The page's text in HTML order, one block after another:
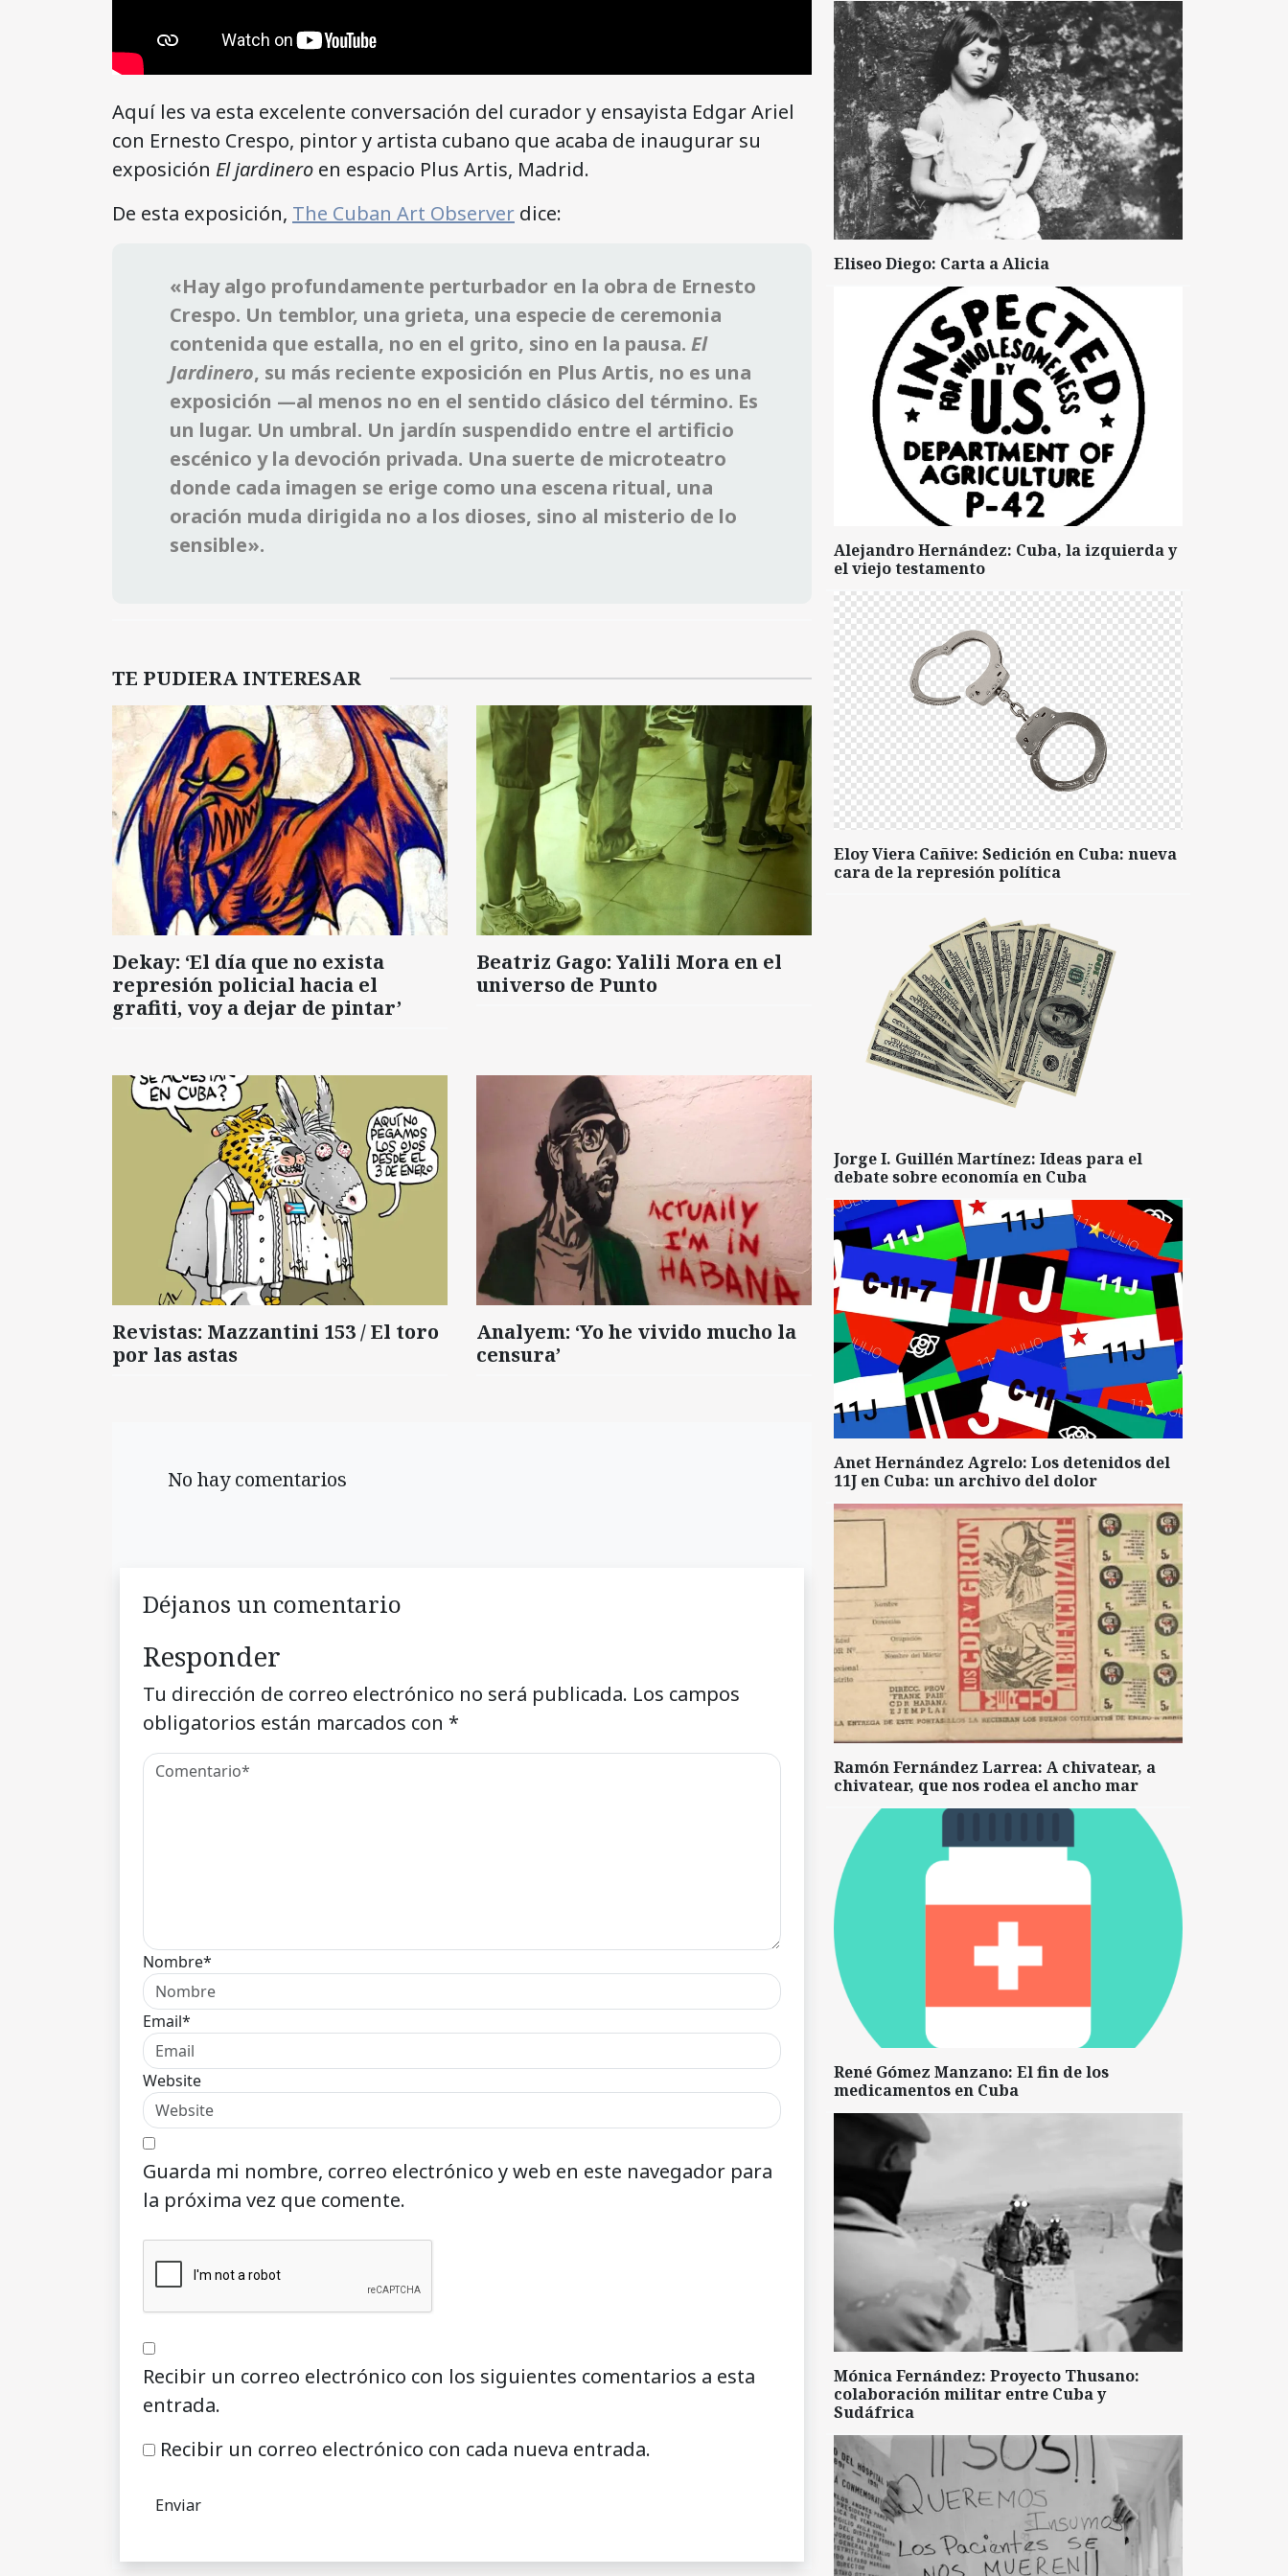
Aquí les va esta excelente conversación del curador y ensayista Edgar Ariel
con Ernesto Crespo, pintor y artista cubano que acaba de inaugurar su
exposición El jardinero en espacio Plus Artis, Madrid.
De esta exposición, The Cuban Art Observer dice:
«Hay algo profundamente perturbador en la obra de Ernesto
Crespo. Un temblor, una grieta, una especie de ceremonia
contenida que estalla, no en el grito, sino en la pausa. El
Jardinero, su más reciente exposición en Plus Artis, no es una
exposición —al menos no en el sentido clásico del término. Es
un lugar. Un umbral. Un jardín suspendido entre el artificio
escénico y la devoción privada. Una suerte de microteatro
donde cada imagen se erige como una escena ritual, una
oración muda dirigida no a los dioses, sino al misterio de lo
sensible».
TE PUDIERA INTERESAR
Dekay: ‘El día que no exista
represión policial hacia el
grafiti, voy a dejar de pintar’
Beatriz Gago: Yalili Mora en el
universo de Punto
Revistas: Mazzantini 153 / El toro
por las astas
Analyem: ‘Yo he vivido mucho la
censura’
No hay comentarios
Déjanos un comentario
Responder
Tu dirección de correo electrónico no será publicada. Los campos
obligatorios están marcados con *
Nombre*
Email*
Website
Guarda mi nombre, correo electrónico y web en este navegador para
la próxima vez que comente.
Recibir un correo electrónico con los siguientes comentarios a esta
entrada.
Recibir un correo electrónico con cada nueva entrada.
Eliseo Diego: Carta a Alicia
Alejandro Hernández: Cuba, la izquierda y
el viejo testamento
Eloy Viera Cañive: Sedición en Cuba: nueva
cara de la represión política
Jorge I. Guillén Martínez: Ideas para el
debate sobre economía en Cuba
Anet Hernández Agrelo: Los detenidos del
11J en Cuba: un archivo del dolor
Ramón Fernández Larrea: A chivatear, a
chivatear, que nos rodea el ancho mar
René Gómez Manzano: El fin de los
medicamentos en Cuba
Mónica Fernández: Proyecto Thusano:
colaboración militar entre Cuba y
Sudáfrica